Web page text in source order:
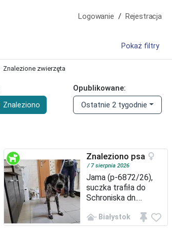
Znalezione zwierzęta
Znaleziono
Opublikowane:
Ostatnie 2 tygodnie
Znaleziono psa
7 sierpnia 2026
Jama (p-6872/26),
suczka trafiła do
Schroniska dn.
Kasprzaka Płeć
Białystok
Pokaż filtry
Logowanie Rejestracja